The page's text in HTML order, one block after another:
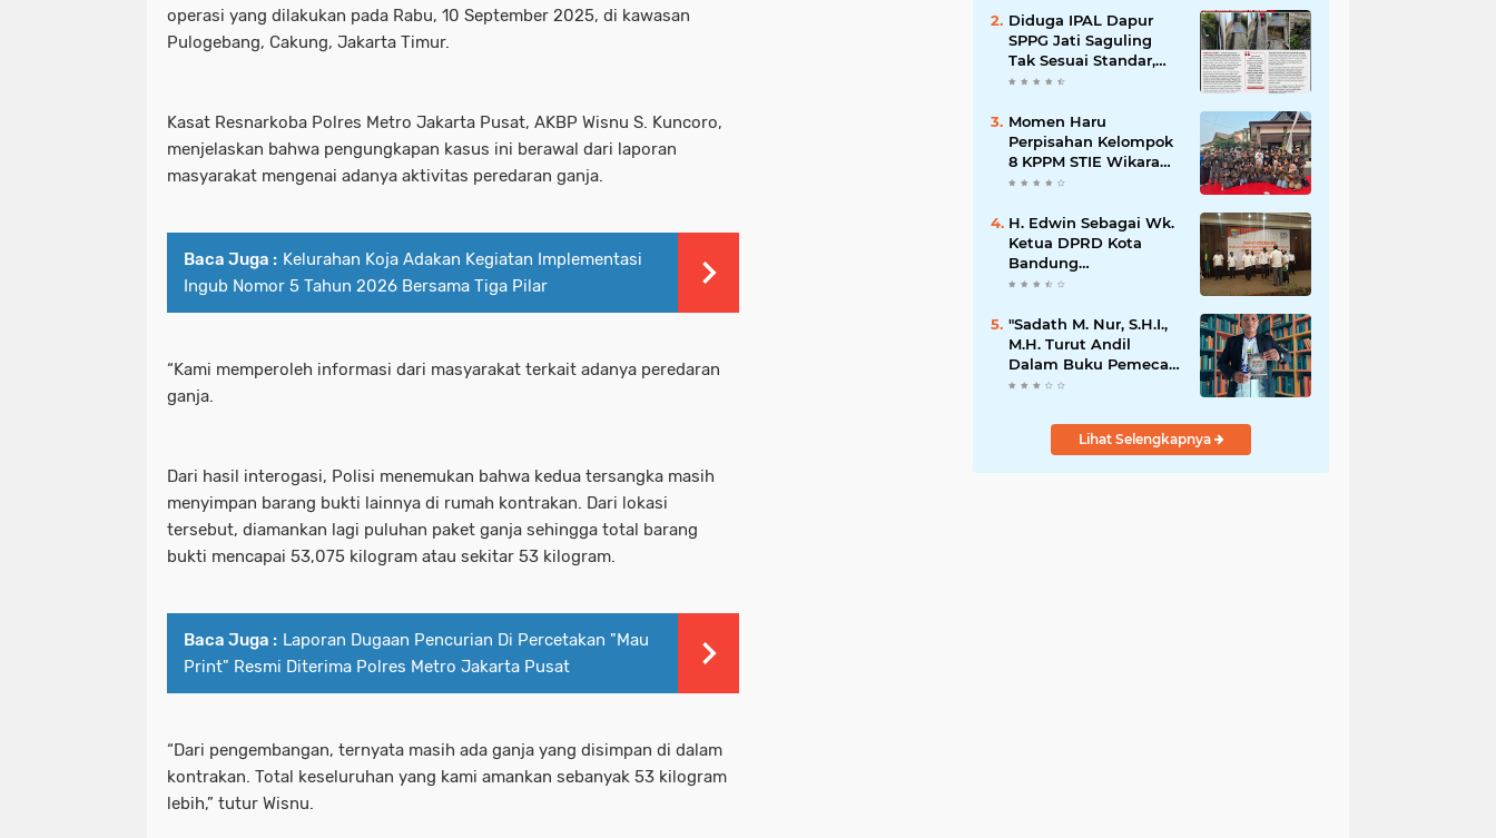
operasi yang dilakukan pada Rabu, 10 September 2025, di kawasan
Pulogebang, Cakung, Jakarta Timur.
Kasat Resnarkoba Polres Metro Jakarta Pusat, AKBP Wisnu S. Kuncoro,
menjelaskan bahwa pengungkapan kasus ini berawal dari laporan
masyarakat mengenai adanya aktivitas peredaran ganja.
Baca Juga : Kelurahan Koja Adakan Kegiatan Implementasi
Ingub Nomor 5 Tahun 2026 Bersama Tiga Pilar
“Kami memperoleh informasi dari masyarakat terkait adanya peredaran
ganja.
Dari hasil interogasi, Polisi menemukan bahwa kedua tersangka masih
menyimpan barang bukti lainnya di rumah kontrakan. Dari lokasi
tersebut, diamankan lagi puluhan paket ganja sehingga total barang
bukti mencapai 53,075 kilogram atau sekitar 53 kilogram.
Baca Juga : Laporan Dugaan Pencurian Di Percetakan "Mau
Print" Resmi Diterima Polres Metro Jakarta Pusat
“Dari pengembangan, ternyata masih ada ganja yang disimpan di dalam
kontrakan. Total keseluruhan yang kami amankan sebanyak 53 kilogram
lebih,” tutur Wisnu.
Diduga IPAL Dapur
SPPG Jati Saguling
Tak Sesuai Standar,
Warga Keluhkan
Mengalir ke Sungai
Momen Haru
Perpisahan Kelompok
8 KPPM STIE Wikara
Bersama Kepala Desa
Kecamatan Bojong
H. Edwin Sebagai Wk.
Ketua DPRD Kota
Bandung
Mengapresiasi Dan
Kepada
Kepemimpinan Merdi
Hajiji Sebagai ketua
DPD Lpm Kota
2021-2026
"Sadath M. Nur, S.H.I.,
M.H. Turut Andil
Dalam Buku Pemecah
Rekor MURI Puisi
Lihat Selengkapnya